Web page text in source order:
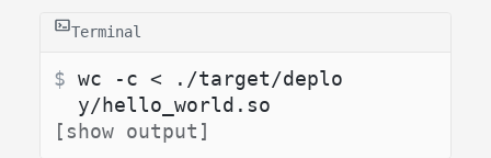
Terminal
$ wc -c < ./target/deplo
y/hello_world.so
[show output]